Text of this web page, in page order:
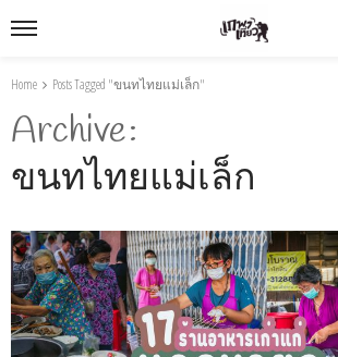
Home Posts Tagged "ขนทไทยแม่เล็ก"
Archive
ขนทไทยแม่เล็ก